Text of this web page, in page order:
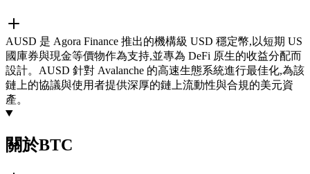
AUSD 是 Agora Finance 推出的機構級 USD 穩定幣,以短期 US
國庫券與現金等價物作為支持,並專為 DeFi 原生的收益分配而
設計。AUSD 針對 Avalanche 的高速生態系統進行最佳化,為該
鏈上的協議與使用者提供深厚的鏈上流動性與合規的美元資
產。
關於BTC